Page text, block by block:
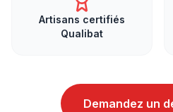
Artisans certifiés
Qualibat
Demandez un